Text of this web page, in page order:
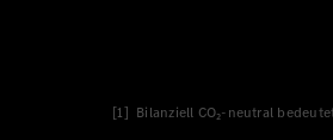
[1] Bilanziell CO₂-neutral